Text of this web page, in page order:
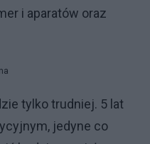
i aparatów oraz
tylko trudniej. 5 lat
jedyne co